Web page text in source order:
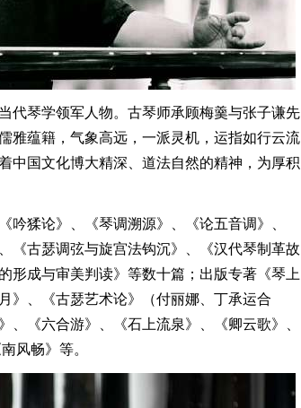
琴学领军人物。古琴师承顾梅羹与张子谦先
雅蕴籍，气象高远，一派灵机，运指如行云流
中国文化博大精深、道法自然的精神，为厚积
猱论》、《琴调溯源》、《论五音调》、
《古瑟调弦与旋宫法钩沉》、《汉代琴制革故
成与审美判读》等数十篇；出版专著《琴上
、《古瑟艺术论》（付丽娜、丁承运合
《六合游》、《石上流泉》、《卿云歌》、
风畅》等。